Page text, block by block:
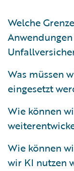
Welche
Was müssen
eingesetzt
Wie können
Wie können
wir KI nutzen